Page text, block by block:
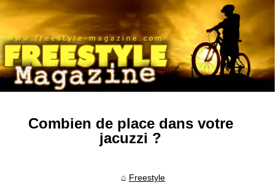
Combien de place dans votre
jacuzzi ?
Freestyle